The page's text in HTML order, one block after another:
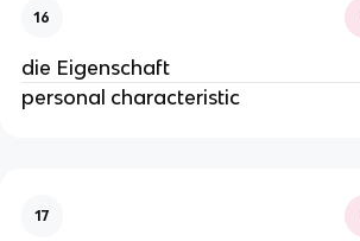
16
die Eigenschaft
personal characteristic
17